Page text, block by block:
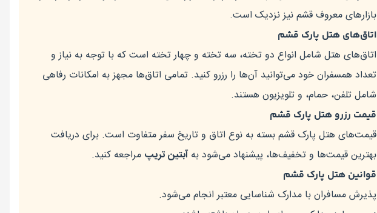
بازارهای معروف قشم نیز نزدیک است.
اتاق‌های هتل پارک قشم
اتاق‌های هتل شامل انواع دو تخته، سه تخته و چهار تخته است که با توجه به نیاز و
تعداد همسفران خود می‌توانید آن‌ها را رزرو کنید. تمامی اتاق‌ها مجهز به امکانات رفاهی
شامل تلفن، حمام، و تلویزیون هستند.
قیمت رزرو هتل پارک قشم
قیمت‌های هتل پارک قشم بسته به نوع اتاق و تاریخ سفر متفاوت است. برای دریافت
بهترین قیمت‌ها و تخفیف‌ها، پیشنهاد می‌شود به آبتین تریپ مراجعه کنید.
قوانین هتل پارک قشم
پذیرش مسافران با مدارک شناسایی معتبر انجام می‌شود.